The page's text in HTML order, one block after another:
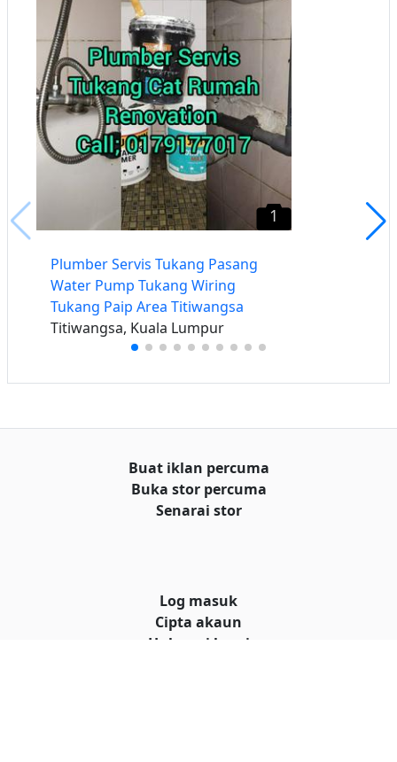
1
Plumber Servis Tukang Pasang
Water Pump Tukang Wiring
Tukang Paip Area Titiwangsa
Titiwangsa, Kuala Lumpur
Buat iklan percuma
Buka stor percuma
Senarai stor
Log masuk
Cipta akaun
Hubungi kami